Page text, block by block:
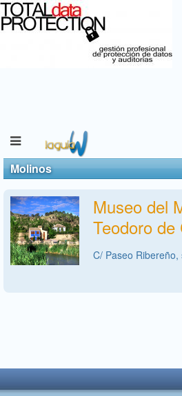
Molinos
Museo del
Teodoro de
C/ Paseo